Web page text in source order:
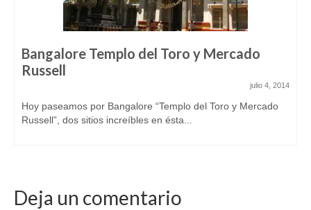
Bangalore Templo del Toro y Mercado
Russell
julio 4, 2014
Hoy paseamos por Bangalore “Templo del Toro y Mercado
Russell”, dos sitios increíbles en ésta...
Deja un comentario